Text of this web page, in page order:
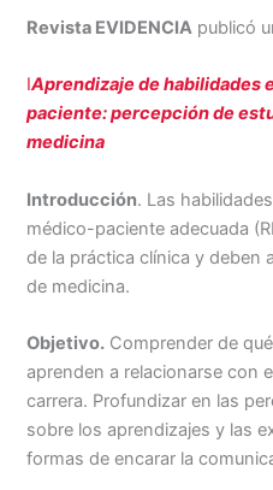
b
o
k
l
s
A
p
L
n
t
Revista EVIDENCIA publicó
IAprendizaje de habilidades
paciente: percepción de
medicina
Introducción. Las
médico-paciente adecuada
de la práctica clínica y deben
de medicina.
Objetivo. Comprender de
aprenden a relacionarse con
carrera. Profundizar en las
sobre los aprendizajes y las
formas de encarar la